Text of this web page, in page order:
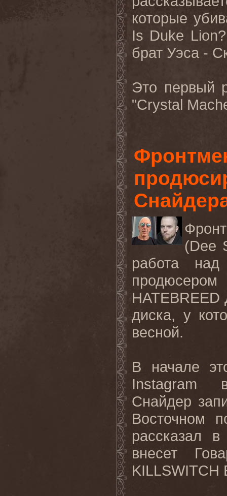
которые
Is Duke Lion
брат Уэса -
Это первый
"Crystal
(Dee
работа
HATEBREED
диска, у
весной.
В начале
Instagram
Снайдер
Восточном
рассказал
внесет
KILLSWITCH